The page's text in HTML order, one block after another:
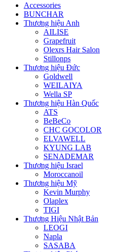
Accessories
BUNCHAR
Thương hiệu Anh
AILISE
Grapefruit
Olexrs Hair Salon
Stillonps
Thương hiệu Đức
Goldwell
WEILAIYA
Wella SP
Thương hiệu Hàn Quốc
ATS
BeBeCo
CHC GOCOLOR
ELVAWELL
KYUNG LAB
SENADEMAR
Thương hiệu Israel
Moroccanoil
Thương hiệu Mỹ
Kevin Murphy
Olaplex
TIGI
Thương Hiệu Nhật Bản
LEOGI
Napla
SASABA